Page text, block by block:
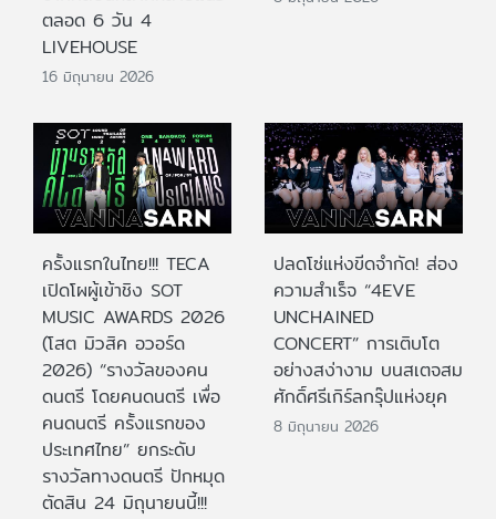
ตลอด 6 วัน 4
LIVEHOUSE
16 มิถุนายน 2026
ครั้งแรกในไทย!!! TECA
เปิดโผผู้เข้าชิง SOT
MUSIC AWARDS 2026
(โสต มิวสิค อวอร์ด
2026) “รางวัลของคน
ดนตรี โดยคนดนตรี เพื่อ
คนดนตรี ครั้งแรกของ
ประเทศไทย” ยกระดับ
รางวัลทางดนตรี ปักหมุด
ตัดสิน 24 มิถุนายนนี้!!!
ปลดโซ่แห่งขีดจำกัด! ส่อง
ความสำเร็จ “4EVE
UNCHAINED
CONCERT” การเติบโต
อย่างสง่างาม บนสเตจสม
ศักดิ์ศรีเกิร์ลกรุ๊ปแห่งยุค
8 มิถุนายน 2026